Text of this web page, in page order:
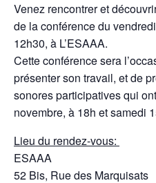
EN
Venez rencontrer et
de la conférence du
12h30, à L’ESAAA.
Cette conférence sera
présenter son travail, et de
sonores participatives qui
novembre, à 18h et samedi
Lieu du rendez-vous:
ESAAA
52 Bis, Rue des Marquisats